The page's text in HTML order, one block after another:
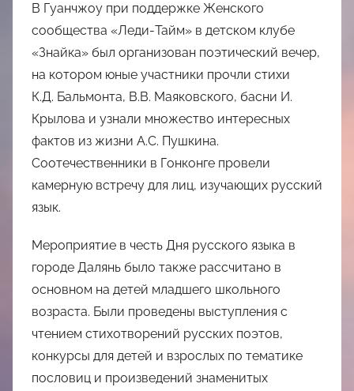
В Гуанчжоу при поддержке Женского
сообщества «Леди-Тайм» в детском клубе
«Знайка» был организован поэтический вечер,
на котором юные участники прочли стихи
К.Д. Бальмонта, В.В. Маяковского, басни И.
Крылова и узнали множество интересных
фактов из жизни А.С. Пушкина.
Соотечественники в Гонконге провели
камерную встречу для лиц, изучающих русский
язык.
Мероприятие в честь Дня русского языка в
городе Далянь было также рассчитано в
основном на детей младшего школьного
возраста. Были проведены выступления с
чтением стихотворений русских поэтов,
конкурсы для детей и взрослых по тематике
пословиц и произведений знаменитых